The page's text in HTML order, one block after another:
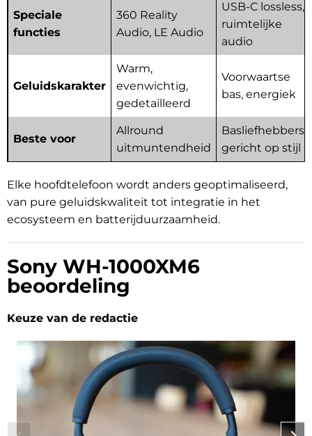
Speciale
functies
360 Reality
Audio, LE Audio
USB-C lossless,
ruimtelijke
audio
Geluidskarakter
Warm,
evenwichtig,
gedetailleerd
Voorwaartse
bas, energiek
Beste voor
Allround
uitmuntendheid
Basliefhebbers,
gericht op stijl
Elke hoofdtelefoon wordt anders geoptimaliseerd,
van pure geluidskwaliteit tot integratie in het
ecosysteem en batterijduurzaamheid.
Sony WH-1000XM6
beoordeling
Keuze van de redactie